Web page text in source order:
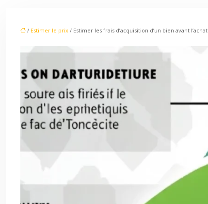
/ Estimer le prix / Estimer les frais d’acquisition d’un bien avant l’achat